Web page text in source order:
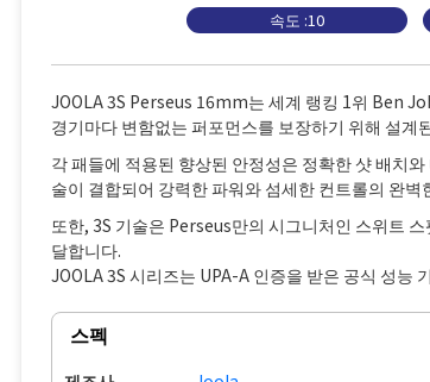
속도 :10
JOOLA 3S Perseus 16mm는 세계 랭킹 1위 Ben
경기마다 변함없는 퍼포먼스를 보장하기 위해 설계
각 패들에 적용된 향상된 안정성은 정확한 샷 배치
술이 결합되어 강력한 파워와 섬세한 컨트롤의 완벽
또한, 3S 기술은 Perseus만의 시그니처인 스위트
달합니다.
JOOLA 3S 시리즈는 UPA-A 인증을 받은 공식 성능
스펙